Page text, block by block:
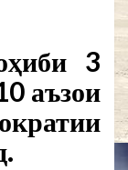
3
аъзои